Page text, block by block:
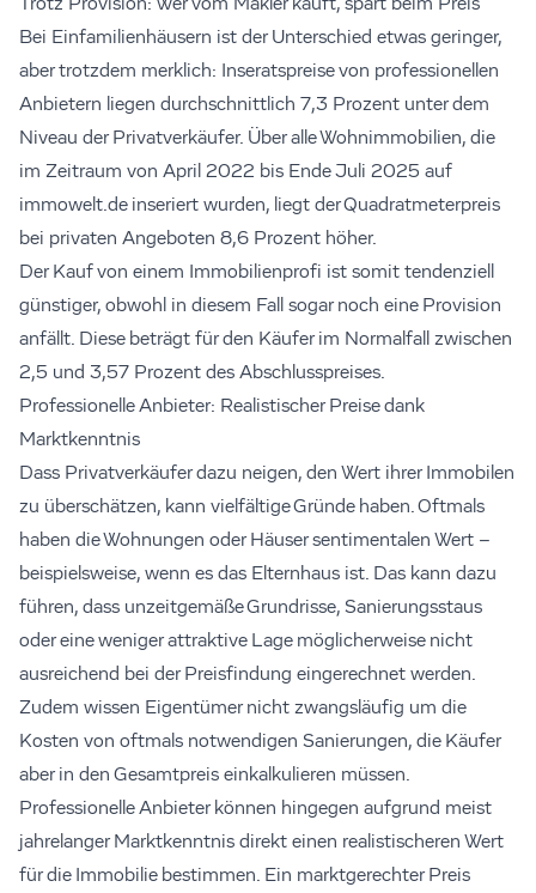
Trotz Provision: Wer vom Makler kauft, spart beim Preis
Bei Einfamilienhäusern ist der Unterschied etwas geringer,
aber trotzdem merklich: Inseratspreise von professionellen
Anbietern liegen durchschnittlich 7,3 Prozent unter dem
Niveau der Privatverkäufer. Über alle Wohnimmobilien, die
im Zeitraum von April 2022 bis Ende Juli 2025 auf
immowelt.de inseriert wurden, liegt der Quadratmeterpreis
bei privaten Angeboten 8,6 Prozent höher.
Der Kauf von einem Immobilienprofi ist somit tendenziell
günstiger, obwohl in diesem Fall sogar noch eine Provision
anfällt. Diese beträgt für den Käufer im Normalfall zwischen
2,5 und 3,57 Prozent des Abschlusspreises.
Professionelle Anbieter: Realistischer Preise dank
Marktkenntnis
Dass Privatverkäufer dazu neigen, den Wert ihrer Immobilen
zu überschätzen, kann vielfältige Gründe haben. Oftmals
haben die Wohnungen oder Häuser sentimentalen Wert –
beispielsweise, wenn es das Elternhaus ist. Das kann dazu
führen, dass unzeitgemäße Grundrisse, Sanierungsstaus
oder eine weniger attraktive Lage möglicherweise nicht
ausreichend bei der Preisfindung eingerechnet werden.
Zudem wissen Eigentümer nicht zwangsläufig um die
Kosten von oftmals notwendigen Sanierungen, die Käufer
aber in den Gesamtpreis einkalkulieren müssen.
Professionelle Anbieter können hingegen aufgrund meist
jahrelanger Marktkenntnis direkt einen realistischeren Wert
für die Immobilie bestimmen. Ein marktgerechter Preis